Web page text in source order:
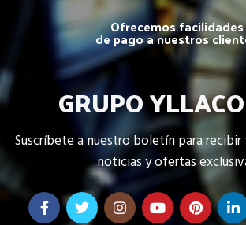
Ofrecemos facilidades
de pago a nuestros
GRUPO
Suscríbete a nuestro boletín para recibir
noticias y ofertas